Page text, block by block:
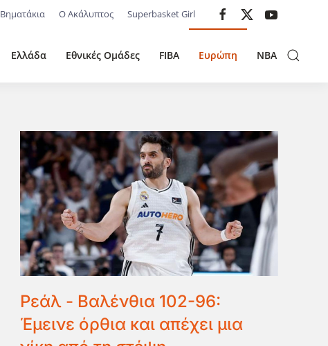
Βηματάκια Ο Ακάλυπτος Superbasket Girl
Ελλάδα Εθνικές Ομάδες FIBA Ευρώπη NBA
Ρεάλ - Βαλένθια 102-96:
Έμεινε όρθια και απέχει μια